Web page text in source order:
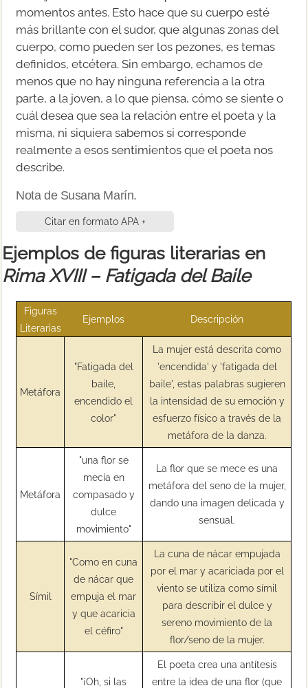
momentos antes. Esto hace que su cuerpo esté
más brillante con el sudor, que algunas zonas del
cuerpo, como pueden ser los pezones, es temas
definidos, etcétera. Sin embargo, echamos de
menos que no hay ninguna referencia a la otra
parte, a la joven, a lo que piensa, cómo se siente o
cuál desea que sea la relación entre el poeta y la
misma, ni siquiera sabemos si corresponde
realmente a esos sentimientos que el poeta nos
describe.
Nota de Susana Marín.
Citar en formato APA +
Ejemplos de figuras literarias en
Rima XVIII – Fatigada del Baile
Figuras
Literarias
Ejemplos Descripción
Metáfora
"Fatigada del
baile,
encendido el
color"
La mujer está descrita como
'encendida' y 'fatigada del
baile', estas palabras sugieren
la intensidad de su emoción y
esfuerzo físico a través de la
metáfora de la danza.
Metáfora
"una flor se
mecía en
compasado y
dulce
movimiento"
La flor que se mece es una
metáfora del seno de la mujer,
dando una imagen delicada y
sensual.
Símil
"Como en cuna
de nácar que
empuja el mar
y que acaricia
el céfiro"
La cuna de nácar empujada
por el mar y acariciada por el
viento se utiliza como símil
para describir el dulce y
sereno movimiento de la
flor/seno de la mujer.
"¡Oh, si las
El poeta crea una antítesis
entre la idea de una flor (que